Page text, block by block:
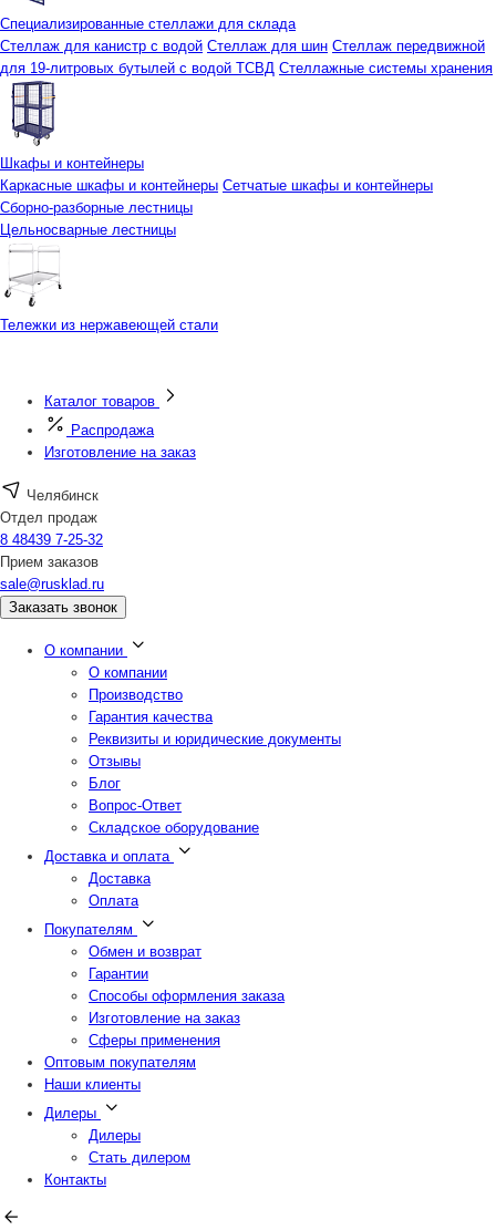
Специализированные стеллажи для склада
Стеллаж для канистр с водой Стеллаж для шин Стеллаж передвижной
для 19-литровых бутылей с водой ТСВД Стеллажные системы хранения
Шкафы и контейнеры
Каркасные шкафы и контейнеры Сетчатые шкафы и контейнеры
Сборно-разборные лестницы
Цельносварные лестницы
Тележки из нержавеющей стали
Каталог товаров
Распродажа
Изготовление на заказ
Челябинск
Отдел продаж
8 48439 7-25-32
Прием заказов
sale@rusklad.ru
Заказать звонок
О компании
О компании
Производство
Гарантия качества
Реквизиты и юридические документы
Отзывы
Блог
Вопрос-Ответ
Складское оборудование
Доставка и оплата
Доставка
Оплата
Покупателям
Обмен и возврат
Гарантии
Способы оформления заказа
Изготовление на заказ
Сферы применения
Оптовым покупателям
Наши клиенты
Дилеры
Дилеры
Стать дилером
Контакты